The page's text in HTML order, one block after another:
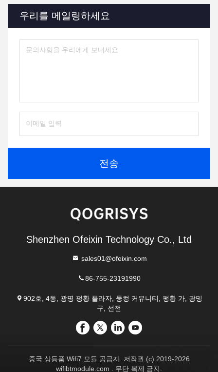
우리를 메일링하세요
전송
Shenzhen Ofeixin Technology Co., Ltd
sales01@ofeixin.com
86-755-23191990
902호, 4동, 광명 펑황 플라자, 둥컹 커뮤니티, 펑황 가, 광밍
구, 선전
중국 상등품 Wifi7 모듈 공급자. 저작권 (c) 2019-2026
wifibtmodule.com . 무단 복제 금지.